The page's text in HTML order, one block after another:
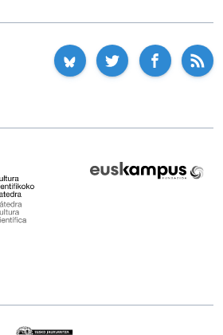
Fundazioa